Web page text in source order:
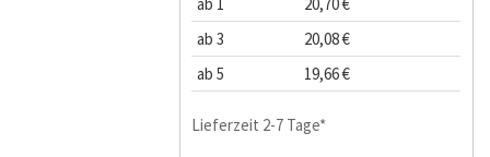
ab 3
20,08 €
ab 5
19,66 €
Lieferzeit 2-7 Tage*